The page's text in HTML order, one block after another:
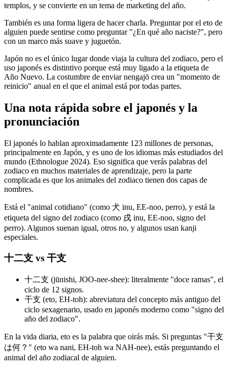
templos, y se convierte en un tema de marketing del año.
También es una forma ligera de hacer charla. Preguntar por el eto de
alguien puede sentirse como preguntar "¿En qué año naciste?", pero
con un marco más suave y juguetón.
Japón no es el único lugar donde viaja la cultura del zodiaco, pero el
uso japonés es distintivo porque está muy ligado a la etiqueta de
Año Nuevo. La costumbre de enviar nengajō crea un "momento de
reinicio" anual en el que el animal está por todas partes.
Una nota rápida sobre el japonés y la
pronunciación
El japonés lo hablan aproximadamente 123 millones de personas,
principalmente en Japón, y es uno de los idiomas más estudiados del
mundo (Ethnologue 2024). Eso significa que verás palabras del
zodiaco en muchos materiales de aprendizaje, pero la parte
complicada es que los animales del zodiaco tienen dos capas de
nombres.
Está el "animal cotidiano" (como 犬 inu, EE-noo, perro), y está la
etiqueta del signo del zodiaco (como 戌 inu, EE-noo, signo del
perro). Algunos suenan igual, otros no, y algunos usan kanji
especiales.
十二支 vs 干支
十二支 (jūnishi, JOO-nee-shee): literalmente "doce ramas", el
ciclo de 12 signos.
干支 (eto, EH-toh): abreviatura del concepto más antiguo del
ciclo sexagenario, usado en japonés moderno como "signo del
año del zodiaco".
En la vida diaria, eto es la palabra que oirás más. Si preguntas "干支
は何？" (eto wa nani, EH-toh wa NAH-nee), estás preguntando el
animal del año zodiacal de alguien.